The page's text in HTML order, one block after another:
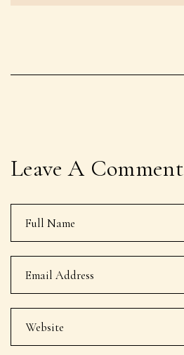
Leave A Comment